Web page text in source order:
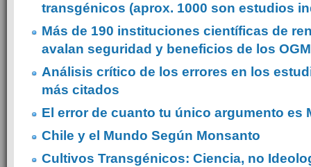
transgénicos (aprox. 1000 son estudios
Más de 190 instituciones científicas de
avalan seguridad y beneficios de los
Análisis crítico de los errores en los
más citados
El error de cuanto tu único argumento es
Chile y el Mundo Según Monsanto
Cultivos Transgénicos: Ciencia, no